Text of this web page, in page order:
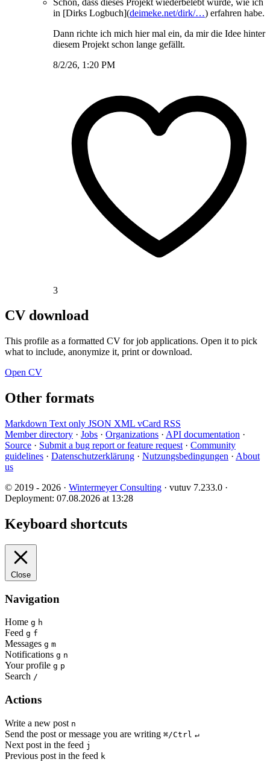
in [Dirks Logbuch](deimeke.net/dirk/…) erfahren habe.
Dann richte ich mich hier mal ein, da mir die Idee hinter
diesem Projekt schon lange gefällt.
8/2/26, 1:20 PM
3
CV download
This profile as a formatted CV for job applications. Open it to pick
what to include, anonymize it, print or download.
Open CV
Other formats
Markdown Text only JSON XML vCard RSS
Member directory · Jobs · Organizations · API documentation ·
Source · Submit a bug report or feature request · Community
guidelines · Datenschutzerklärung · Nutzungsbedingungen · About
us
© 2019 - 2026 · Wintermeyer Consulting · vutuv 7.233.0 ·
Deployment: 07.08.2026 at 13:28
Keyboard shortcuts
Close
Navigation
Home g h
Feed g f
Messages g m
Notifications g n
Your profile g p
Search /
Actions
Write a new post n
Send the post or message you are writing ⌘/Ctrl ↵
Next post in the feed j
Previous post in the feed k